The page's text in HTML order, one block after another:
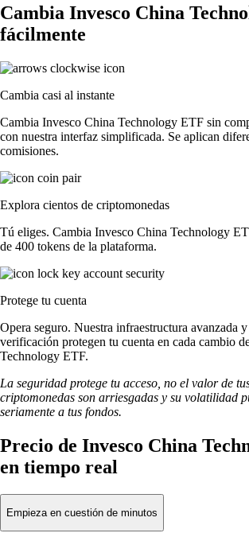
Cambia Invesco China
fácilmente
Cambia casi al instante
Cambia Invesco China Technology ETF sin
con nuestra interfaz simplificada. Se aplican
comisiones.
Explora cientos de criptomonedas
Tú eliges. Cambia Invesco China Technology
de 400 tokens de la plataforma.
Protege tu cuenta
Opera seguro. Nuestra infraestructura avanzada
verificación protegen tu cuenta en cada cambio
Technology ETF.
La seguridad protege tu acceso, no el valor de
criptomonedas son arriesgadas y su volatilidad
seriamente a tus fondos.
Precio de Invesco China
en tiempo real
Empieza en cuestión de minutos